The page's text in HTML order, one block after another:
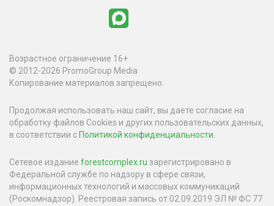
Возрастное ограничение 16+
© 2012-2026 PromoGroup Media
Копирование материалов запрещено.
Продолжая использовать наш сайт, вы даете согласие на
обработку файлов Cookies и других пользовательских данных,
в соответствии с Политикой конфиденциальности
Сетевое издание forestcomplex.ru зарегистрировано в
Федеральной службе по надзору в сфере связи,
информационных технологий и массовых коммуникаций
(Роскомнадзор). Реестровая запись от 02.09.2019 ЭЛ № ФС 77